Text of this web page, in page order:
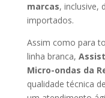
marcas, inclusive,
importados.
Assim como para
linha branca,
Micro-ondas da
qualidade técnica